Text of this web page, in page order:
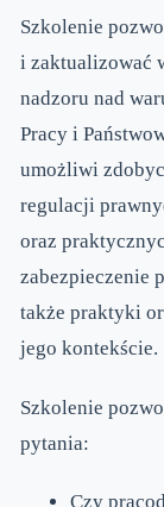
Szkolenie
i zaktualizować
nadzoru nad
Pracy i
umożliwi
regulacji
oraz
zabezpieczenie
także praktyki
jego kontekście.
Szkolenie
pytania:
Czy